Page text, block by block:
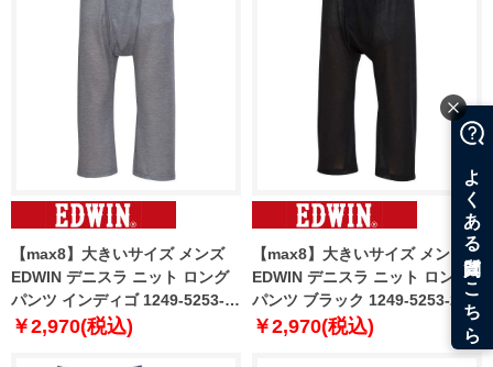
【max8】大きいサイズ メンズ
EDWIN デニスラ ニット ロング
パンツ インディゴ 1249-5253-1
3L 4L 5L 6L 7L 8L
￥2,970(税込)
【max8】大きいサイズ メンズ
EDWIN デニスラ ニット ロング
パンツ ブラック 1249-5253-2 3L
4L 5L 6L 7L 8L
￥2,970(税込)